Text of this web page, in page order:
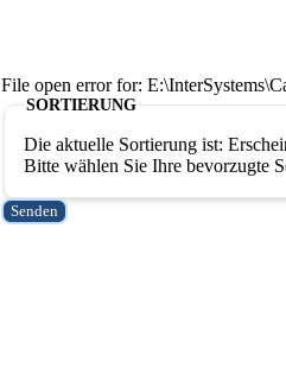
File open error for:
SORTIERUNG
Die aktuelle Sortierung ist:
Bitte wählen Sie Ihre bevorzugte